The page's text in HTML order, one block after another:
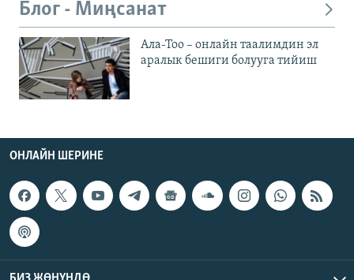
Блог - Миңсанат
Ала-Тоо – онлайн таалимдин эл
аралык бешиги болууга тийиш
ОНЛАЙН ШЕРИНЕ